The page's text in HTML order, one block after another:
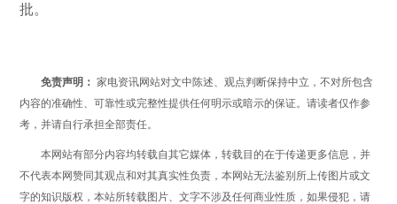
批。
免责声明： 家电资讯网站对文中陈述、观点判断保持中立，不对所包含
内容的准确性、可靠性或完整性提供任何明示或暗示的保证。请读者仅作参
考，并请自行承担全部责任。
本网站有部分内容均转载自其它媒体，转载目的在于传递更多信息，并
不代表本网赞同其观点和对其真实性负责，本网站无法鉴别所上传图片或文
字的知识版权，本站所转载图片、文字不涉及任何商业性质，如果侵犯，请